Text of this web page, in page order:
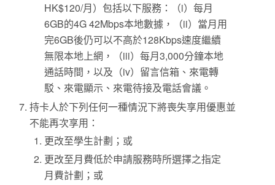
HK$120/月）包括以下服務：（i）每月
6GB的4G 42Mbps本地數據，（ii）當月用
完6GB後仍可以不高於128Kbps速度繼續
無限本地上網，（iii）每月3,000分鐘本地
通話時間，以及（iv）留言信箱、來電轉
駁、來電顯示、來電待接及電話會議。
持卡人於下列任何一種情況下將喪失享用優惠並
不能再次享用：
更改至學生計劃；或
更改至月費低於申請服務時所選擇之指定
月費計劃；或